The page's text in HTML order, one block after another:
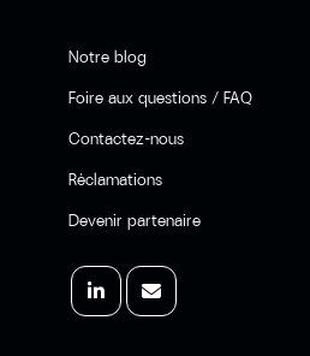
Notre blog
Foire aux questions / FAQ
Contactez-nous
Réclamations
Devenir partenaire